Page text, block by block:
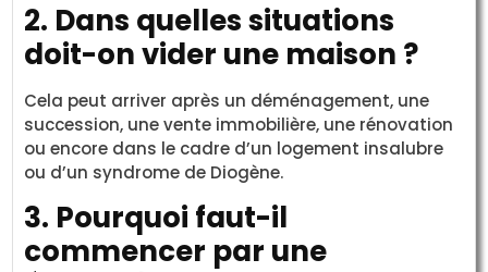
2. Dans quelles situations
doit-on vider une maison ?
Cela peut arriver après un déménagement, une
succession, une vente immobilière, une rénovation
ou encore dans le cadre d’un logement insalubre
ou d’un syndrome de Diogène.
3. Pourquoi faut-il
commencer par une